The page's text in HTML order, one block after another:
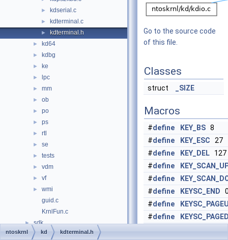
► kdserial.c
► kdterminal.c
► kdterminal.h
► kd64
► kdbg
► ke
► lpc
► mm
► ob
► po
► ps
► rtl
► se
► tests
► vdm
► vf
►
wmi
guid.c
KrnlFun.c
► sdk
► subsystems
Go to the source code
of this file.
Classes
struct _SIZE
Macros
#define KEY_BS 8
#define KEY_ESC 27
#define KEY_DEL 127
#define
#define
#define KEYSC_END
#define
#define
ntoskrnl kd kdterminal.h